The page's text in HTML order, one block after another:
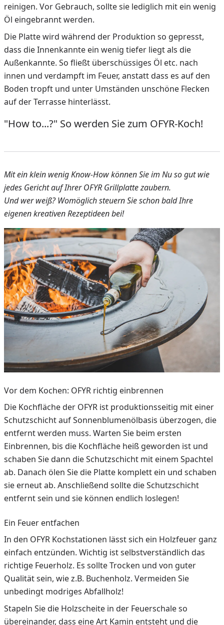
reinigen. Vor Gebrauch, sollte sie lediglich mit ein wenig
Öl eingebrannt werden.
Die Platte wird während der Produktion so gepresst,
dass die Innenkannte ein wenig tiefer liegt als die
Außenkannte. So fließt überschüssiges Öl etc. nach
innen und verdampft im Feuer, anstatt dass es auf den
Boden tropft und unter Umständen unschöne Flecken
auf der Terrasse hinterlässt.
"How to...?" So werden Sie zum OFYR-Koch!
Mit ein klein wenig Know-How können Sie im Nu so gut wie
jedes Gericht auf Ihrer OFYR Grillplatte zaubern.
Und wer weiß? Womöglich steuern Sie schon bald Ihre
eigenen kreativen Rezeptideen bei!
Vor dem Kochen: OFYR richtig einbrennen
Die Kochfläche der OFYR ist produktionsseitig mit einer
Schutzschicht auf Sonnenblumenölbasis überzogen, die
entfernt werden muss. Warten Sie beim ersten
Einbrennen, bis die Kochfläche heiß geworden ist und
schaben Sie dann die Schutzschicht mit einem Spachtel
ab. Danach ölen Sie die Platte komplett ein und schaben
sie erneut ab. Anschließend sollte die Schutzschicht
entfernt sein und sie können endlich loslegen!
Ein Feuer entfachen
In den OFYR Kochstationen lässt sich ein Holzfeuer ganz
einfach entzünden. Wichtig ist selbstverständlich das
richtige Feuerholz. Es sollte Trocken und von guter
Qualität sein, wie z.B. Buchenholz. Vermeiden Sie
unbedingt modriges Abfallholz!
Stapeln Sie die Holzscheite in der Feuerschale so
übereinander, dass eine Art Kamin entsteht und die